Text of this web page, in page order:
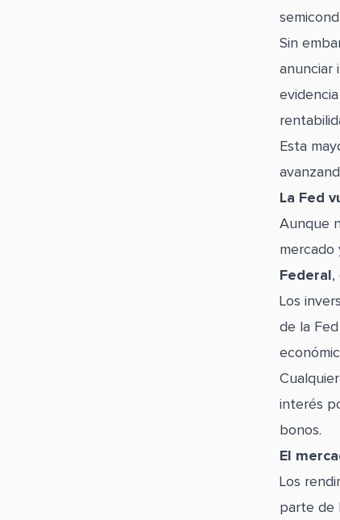
Sin
anunciar
Esta
La Fed
Aunque
mercado
Federal ,
Los
de la
interés
bonos.
El
Los
parte de